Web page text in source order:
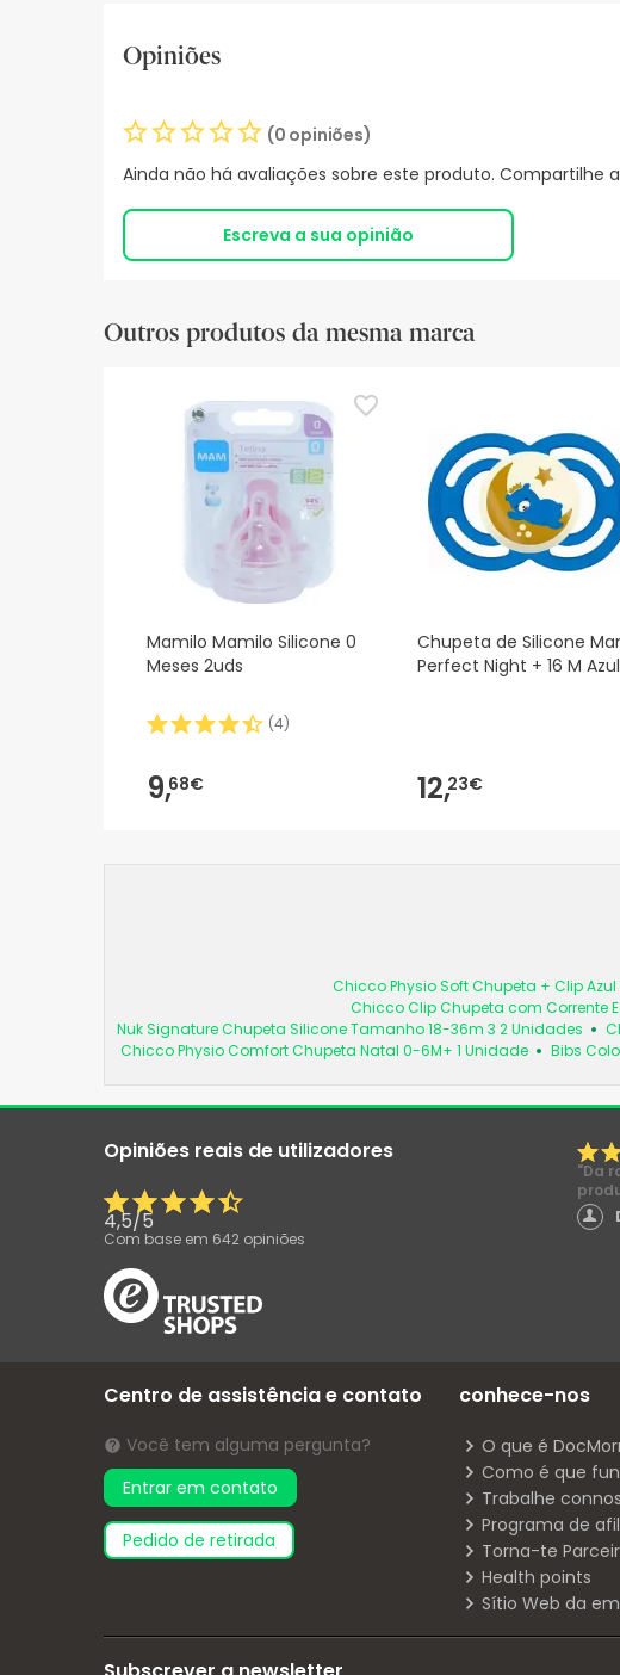
Opiniões
(0 opiniões)
Ainda não há avaliações sobre este produto. Compartilhe
Escreva a sua opinião
Outros produtos da mesma marca
Mamilo Mamilo Silicone 0
Meses 2uds
(4)
9,68€
Chupeta de Silicone
Perfect Night + 16 M Azul
12,23€
Chicco Physio Soft Chupeta + Clip
Chicco Clip Chupeta com Corrente
Nuk Signature Chupeta Silicone Tamanho 18-36m 3 2 Unidades
Chicco Physio Comfort Chupeta Natal 0-6M+ 1 Unidade
Bibs
Opiniões reais de utilizadores
4,5/5
Com base em 642 opiniões
"Da
Centro de assistência e contato
Você tem alguma pergunta?
Entrar em contato
pedido de retirada
conhece-nos
O que é
Como é que
Trabalhe
Programa de
Torna-te
Health points
Sítio Web da